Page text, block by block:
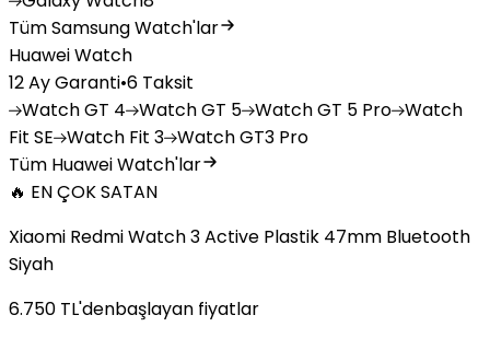
Tüm Samsung Watch'lar
Huawei Watch
12 Ay Garanti•6 Taksit
WatchGT 4 WatchGT 5 WatchGT 5 Pro Watch
Fit SE Watch Fit 3 WatchGT3 Pro
Tüm Huawei Watch'lar
🔥 EN ÇOK SATAN
Xiaomi Redmi Watch 3 Active Plastik 47mm Bluetooth
Siyah
6.750 TL'denbaşlayan fiyatlar